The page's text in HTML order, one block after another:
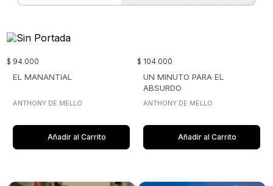
$ 94.000
EL MANANTIAL
ANTHONY DE MELLO
Añadir al Carrito
$ 104.000
UN MINUTO PARA EL
ABSURDO
ANTHONY DE MELLO
Añadir al Carrito